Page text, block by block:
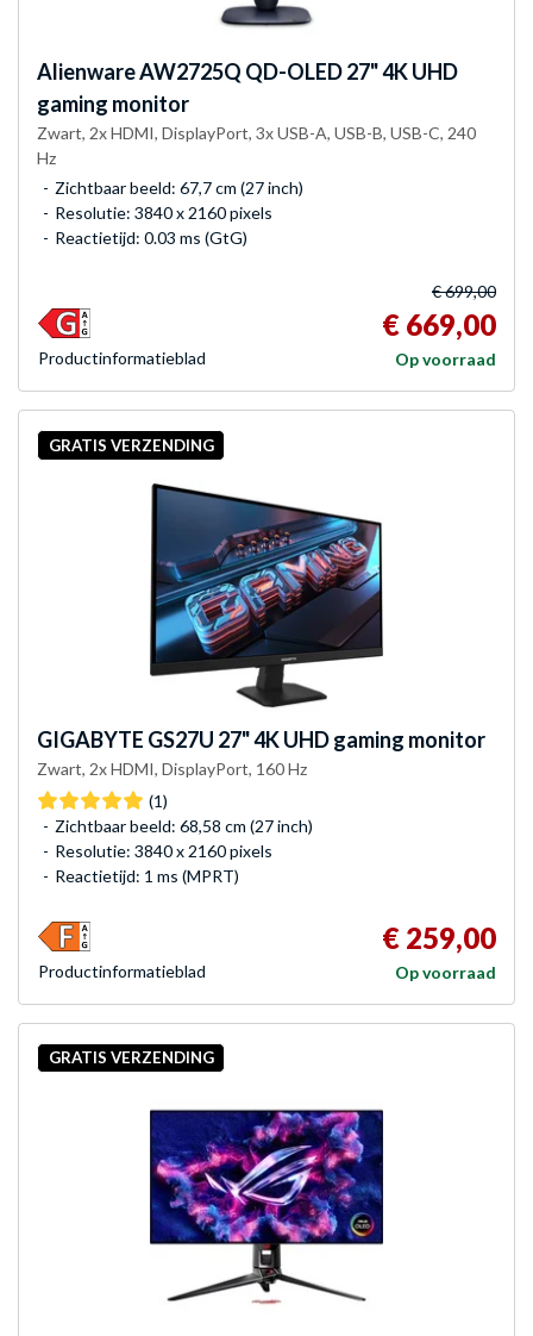
AlienwareAW2725Q QD-OLED 27" 4K UHD
gaming monitor
Zwart, 2x HDMI, DisplayPort, 3x USB-A, USB-B, USB-C, 240
Hz
Zichtbaar beeld: 67,7 cm (27 inch)
Resolutie: 3840 x 2160 pixels
Reactietijd: 0.03 ms (GtG)
€ 699,00
€ 669,00
Op voorraad
Product­informatieblad
GRATIS VERZENDING
GIGABYTE GS27U 27" 4K UHD gaming monitor
Zwart, 2x HDMI, DisplayPort, 160 Hz
(1)
Zichtbaar beeld: 68,58 cm (27 inch)
Resolutie: 3840 x 2160 pixels
Reactietijd: 1 ms (MPRT)
€ 259,00
Op voorraad
Product­informatieblad
GRATIS VERZENDING